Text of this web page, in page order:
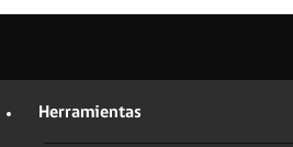
Herramientas